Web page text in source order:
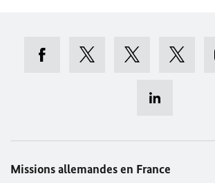
Missions allemandes en France